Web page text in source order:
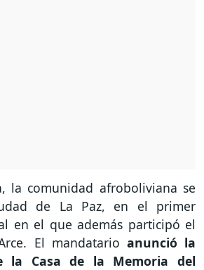
la comunidad afroboliviana se
de La Paz, en el primer
en el que además participó el
El mandatario anunció la
la Casa de la Memoria del